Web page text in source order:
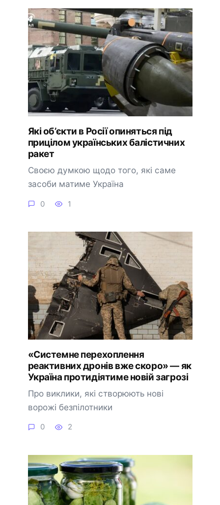
Які об’єкти в Росії опиняться під
прицілом українських балістичних
ракет
Своєю думкою щодо того, які саме
засоби матиме Україна
0 1
«Системне перехоплення
реактивних дронів вже скоро» — як
Україна протидіятиме новій загрозі
Про виклики, які створюють нові
ворожі безпілотники
0 2